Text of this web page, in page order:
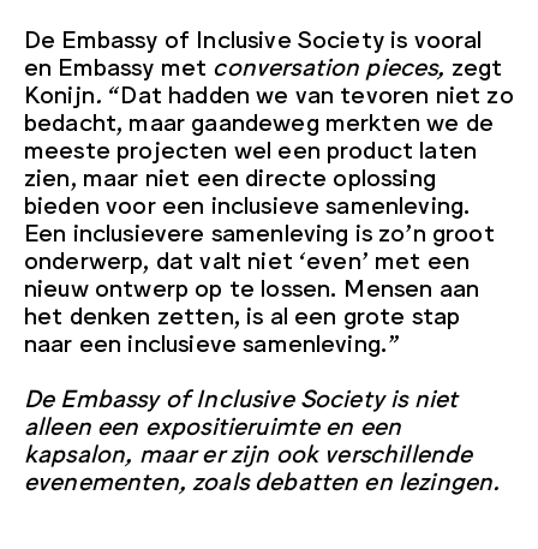
De Embassy of Inclusive Society is vooral
en Embassy met conversation pieces, zegt
Konijn. “Dat hadden we van tevoren niet zo
bedacht, maar gaandeweg merkten we de
meeste projecten wel een product laten
zien, maar niet een directe oplossing
bieden voor een inclusieve samenleving.
Een inclusievere samenleving is zo’n groot
onderwerp, dat valt niet ‘even’ met een
nieuw ontwerp op te lossen. Mensen aan
het denken zetten, is al een grote stap
naar een inclusieve samenleving.”
De Embassy of Inclusive Society is niet
alleen een expositieruimte en een
kapsalon, maar er zijn ook verschillende
evenementen, zoals debatten en lezingen.